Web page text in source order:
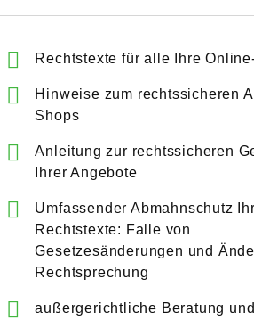
Rechtstexte für alle Ihre
Hinweise zum rechtssicheren
Shops
Anleitung zur rechtssicheren
Ihrer Angebote
Umfassender Abmahnschutz
Rechtstexte: Falle von
Gesetzesänderungen und
Rechtsprechung
außergerichtliche Beratung